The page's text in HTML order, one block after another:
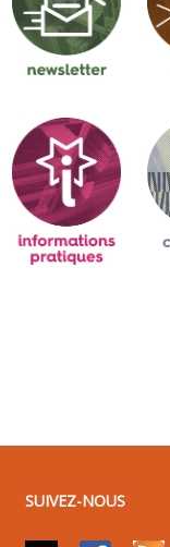
SUIVEZ-NOUS